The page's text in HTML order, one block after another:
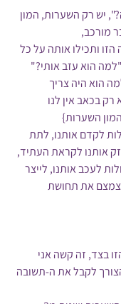
יש רק השערות, המון
מורכב,
ותכילו אותה על כל
הוא עזב אותי?"
הוא היה צריך
בכאב אין לנו
השערות}
לקדם אותנו, לתת
אותנו לקראת העתיד,
לעכב אותנו, לייצר
את תחושת
בצד, זה קשה אני
לקבל את ה-תשובה